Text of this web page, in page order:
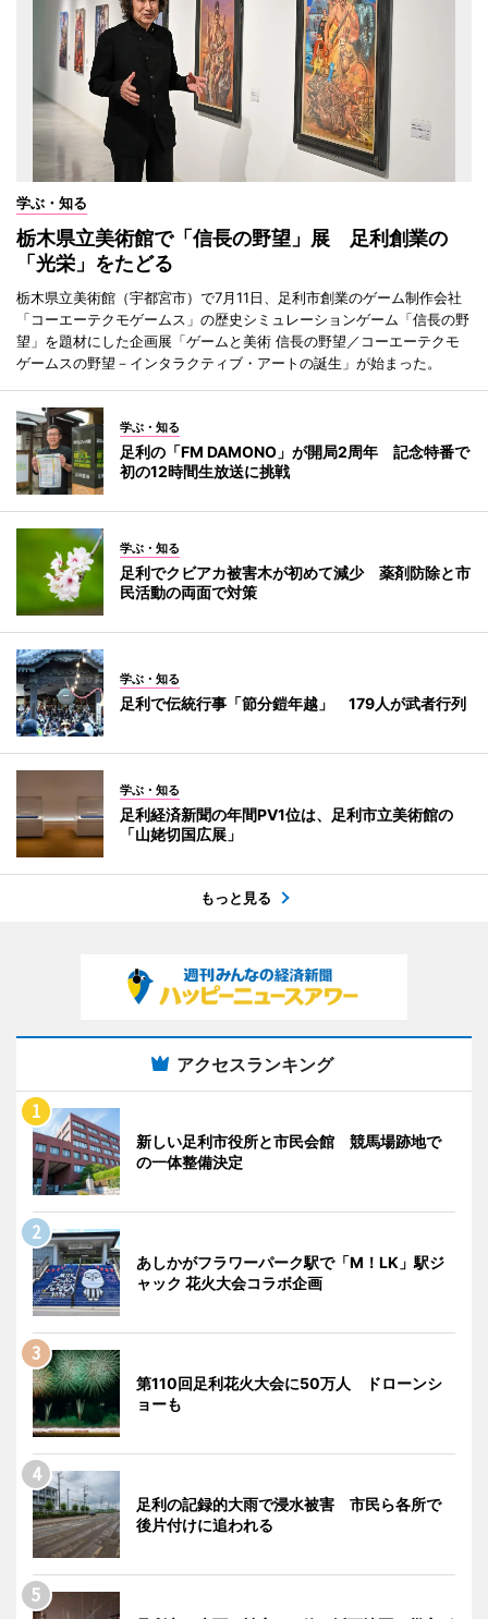
学ぶ・知る
栃木県立美術館で「信長の野望」展 足利創業の
「光栄」をたどる
栃木県立美術館（宇都宮市）で7月11日、足利市創業のゲーム制作会社
「コーエーテクモゲームス」の歴史シミュレーションゲーム「信長の野
望」を題材にした企画展「ゲームと美術 信長の野望／コーエーテクモ
ゲームスの野望－インタラクティブ・アートの誕生」が始まった。
学ぶ・知る
足利の「FM DAMONO」が開局2周年 記念特番で
初の12時間生放送に挑戦
学ぶ・知る
足利でクビアカ被害木が初めて減少 薬剤防除と市
民活動の両面で対策
学ぶ・知る
足利で伝統行事「節分鎧年越」 179人が武者行列
学ぶ・知る
足利経済新聞の年間PV1位は、足利市立美術館の
「山姥切国広展」
もっと見る
アクセスランキング
新しい足利市役所と市民会館 競馬場跡地で
の一体整備決定
あしかがフラワーパーク駅で「M！LK」駅ジ
ャック 花火大会コラボ企画
第110回足利花火大会に50万人 ドローンシ
ョーも
足利の記録的大雨で浸水被害 市民ら各所で
後片付けに追われる